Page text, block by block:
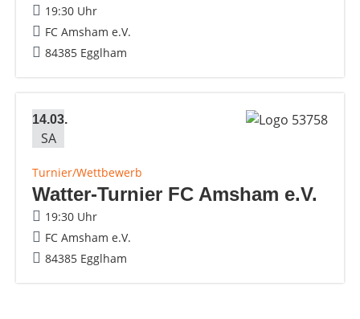
19:30 Uhr
FC Amsham e.V.
84385 Egglham
14.03.
SA
Turnier/Wettbewerb
Watter-Turnier FC Amsham e.V.
19:30 Uhr
FC Amsham e.V.
84385 Egglham